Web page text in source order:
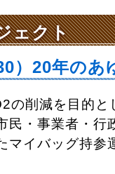
ェクト
）20年のあ
の削減を目的と
民・事業者・行
マイバッグ持参